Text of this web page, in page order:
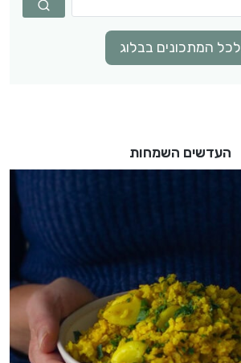
לכל המתכונים בבלוג
העדשים השמחות